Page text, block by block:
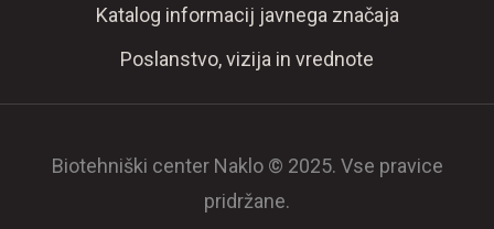
Katalog informacij javnega značaja
Poslanstvo, vizija in vrednote
Biotehniški center Naklo © 2025. Vse pravice
pridržane.